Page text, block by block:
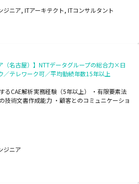
ニア, ITアーキテクト, ITコンサルタント
（名古屋）】NTTデータグループの総合力×日
／テレワーク可／平均勤続年数15年以上
るCAE解析実務経験（5年以上） ・有限要素法
技術文書作成能力 ・顧客とのコミュニケーショ
ジニア